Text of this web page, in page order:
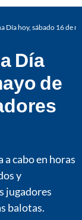
Día hoy, sábado 16 de
Día
de
cabo en horas
y
jugadores
balotas.